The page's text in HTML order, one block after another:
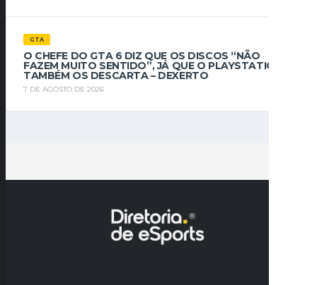
GTA
O CHEFE DO GTA 6 DIZ QUE OS DISCOS “NÃO
FAZEM MUITO SENTIDO”, JÁ QUE O PLAYSTATION
TAMBÉM OS DESCARTA – DEXERTO
7 DE AGOSTO DE 2026